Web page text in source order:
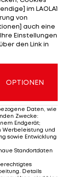
zwei
außer
noch zwei
im LAOLA1
von
auch eine
Einstellungen
den Link in
OPTIONEN
Daten, wie
Zwecke:
Endgerät;
Werbeleistung und
sowie Entwicklung
Standortdaten
Details